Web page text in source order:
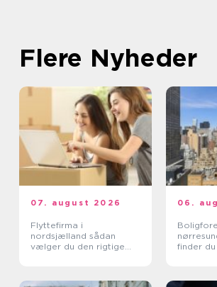
Flere Nyheder
07. august 2026
Flyttefirma i
nordsjælland sådan
vælger du den rigtige
06.
nørresundby
finder